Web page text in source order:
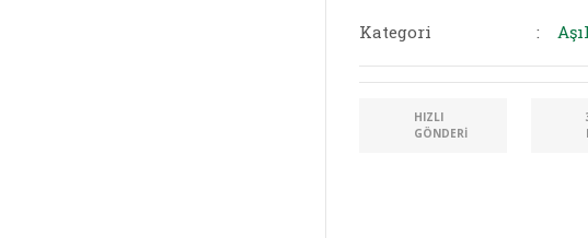
Kategori
HIZLI
GÖNDERI